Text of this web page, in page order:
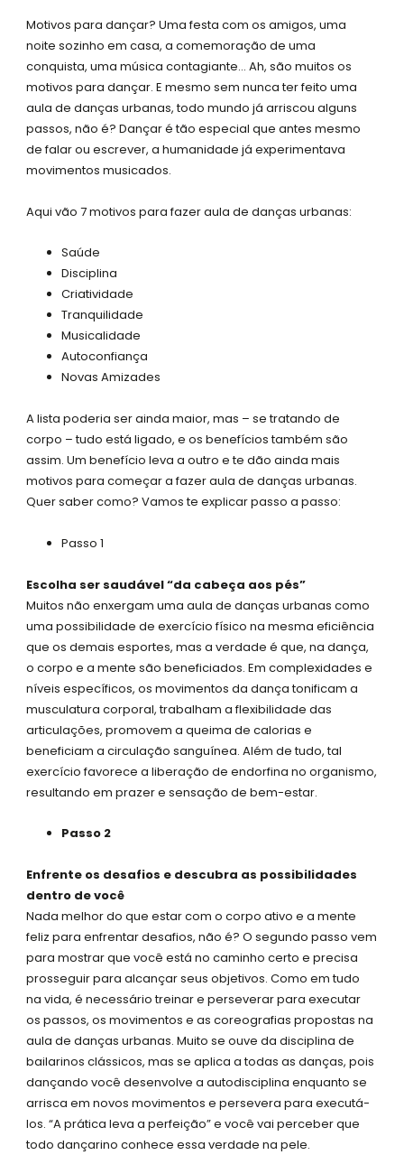
q
u
a
r
e
Motivos para dançar? Uma festa com os amigos, uma
noite sozinho em casa, a comemoração de uma
conquista, uma música contagiante… Ah, são muitos os
motivos para dançar. E mesmo sem nunca ter feito uma
aula de danças urbanas, todo mundo já arriscou alguns
passos, não é? Dançar é tão especial que antes mesmo
de falar ou escrever, a humanidade já experimentava
movimentos musicados.
Aqui vão 7 motivos para fazer aula de danças urbanas:
Saúde
Disciplina
Criatividade
Tranquilidade
Musicalidade
Autoconfiança
Novas Amizades
A lista poderia ser ainda maior, mas – se tratando de
corpo – tudo está ligado, e os benefícios também são
assim. Um benefício leva a outro e te dão ainda mais
motivos para começar a fazer aula de danças urbanas.
Quer saber como? Vamos te explicar passo a passo:
Passo 1
Escolha ser saudável “da cabeça aos pés”
Muitos não enxergam uma aula de danças urbanas como
uma possibilidade de exercício físico na mesma eficiência
que os demais esportes, mas a verdade é que, na dança,
o corpo e a mente são beneficiados. Em complexidades e
níveis específicos, os movimentos da dança tonificam a
musculatura corporal, trabalham a flexibilidade das
articulações, promovem a queima de calorias e
beneficiam a circulação sanguínea. Além de tudo, tal
exercício favorece a liberação de endorfina no organismo,
resultando em prazer e sensação de bem-estar.
Passo 2
Enfrente os desafios e descubra as possibilidades
dentro de você
Nada melhor do que estar com o corpo ativo e a mente
feliz para enfrentar desafios, não é? O segundo passo vem
para mostrar que você está no caminho certo e precisa
prosseguir para alcançar seus objetivos. Como em tudo
na vida, é necessário treinar e perseverar para executar
os passos, os movimentos e as coreografias propostas na
aula de danças urbanas. Muito se ouve da disciplina de
bailarinos clássicos, mas se aplica a todas as danças, pois
dançando você desenvolve a autodisciplina enquanto se
arrisca em novos movimentos e persevera para executá-
los. “A prática leva a perfeição” e você vai perceber que
todo dançarino conhece essa verdade na pele.